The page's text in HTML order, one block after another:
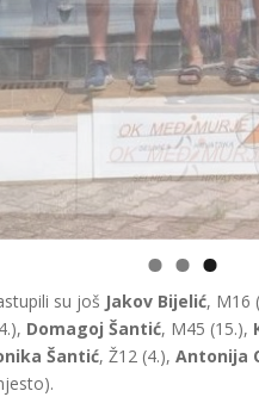
su još Jakov Bijelić, M16
Domagoj Šantić, M45 (15.),
Šantić, Ž12 (4.), Antonija